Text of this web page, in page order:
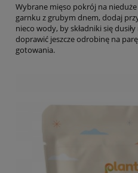
Wybrane mięso pokrój na
garnku z grubym dnem, dodaj
nieco wody, by składniki się
doprawić jeszcze odrobinę na
gotowania.